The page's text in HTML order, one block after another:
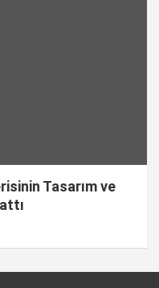
Tasarım ve